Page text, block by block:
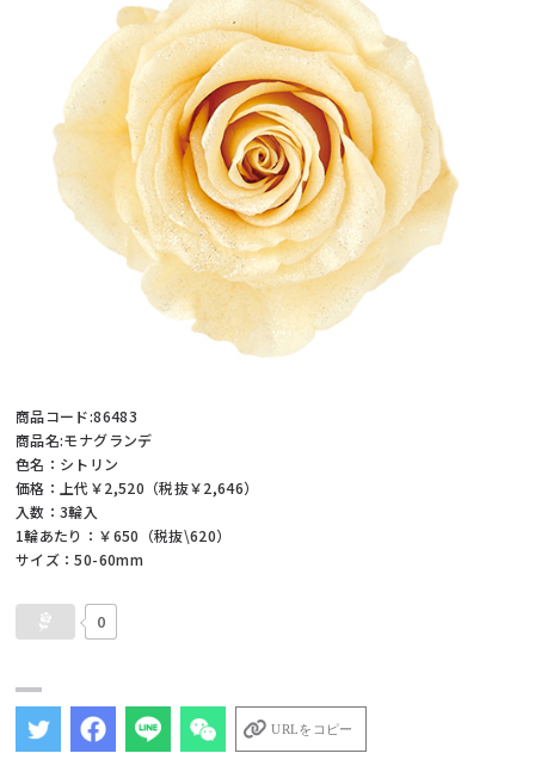
商品コード:86483
商品名:モナグランデ
色名：シトリン
価格：上代￥2,520（税抜￥2,646）
入数：3輪入
1輪あたり：￥650（税抜\620）
サイズ：50-60mm
0
URLをコピー